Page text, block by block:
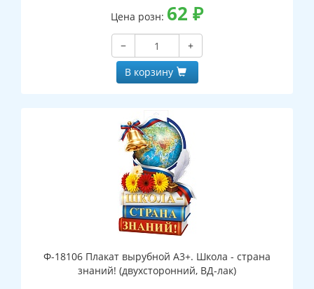
Цена розн: 62 ₽
−
+
В корзину
Ф-18106 Плакат вырубной А3+. Школа - страна
знаний! (двухсторонний, ВД-лак)